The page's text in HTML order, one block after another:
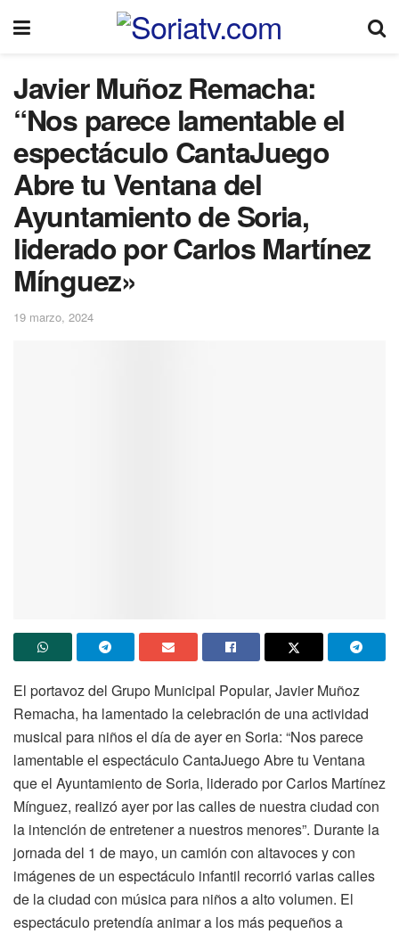
Javier Muñoz Remacha:
“Nos parece lamentable el
espectáculo CantaJuego
Abre tu Ventana del
Ayuntamiento de Soria,
liderado por Carlos Martínez
Mínguez»
19 marzo, 2024
El portavoz del Grupo Municipal Popular, Javier Muñoz
Remacha, ha lamentado la celebración de una actividad
musical para niños el día de ayer en Soria: “Nos parece
lamentable el espectáculo CantaJuego Abre tu Ventana
que el Ayuntamiento de Soria, liderado por Carlos Martínez
Mínguez, realizó ayer por las calles de nuestra ciudad con
la intención de entretener a nuestros menores”. Durante la
jornada del 1 de mayo, un camión con altavoces y con
imágenes de un espectáculo infantil recorrió varias calles
de la ciudad con música para niños a alto volumen. El
espectáculo pretendía animar a los más pequeños a